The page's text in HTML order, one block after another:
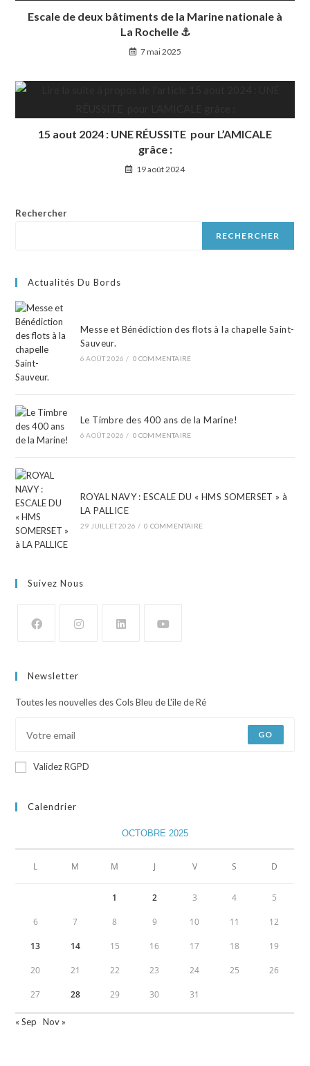
Escale de deux bâtiments de la Marine nationale à
La Rochelle ⚓
7 mai 2025
15 aout 2024 : UNE RÉUSSITE pour L’AMICALE
grâce :
19 août 2024
Rechercher
RECHERCHER
Actualités Du Bords
Messe et Bénédiction des flots à la chapelle Saint-
Sauveur.
6 AOÛT 2026 / 0 COMMENTAIRE
Le Timbre des 400 ans de la Marine!
6 AOÛT 2026 / 0 COMMENTAIRE
ROYAL NAVY : ESCALE DU « HMS SOMERSET » à
LA PALLICE
29 JUILLET 2026 / 0 COMMENTAIRE
Suivez Nous
Newsletter
Toutes les nouvelles des Cols Bleu de L'ile de Ré
GO
Validez RGPD
Calendrier
OCTOBRE 2025
L M M J V S D
1 2 3 4 5
6 7 8 9 10 11 12
13 14 15 16 17 18 19
20 21 22 23 24 25 26
27 28 29 30 31
« Sep Nov »